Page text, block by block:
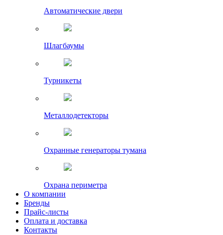
Автоматические двери
Шлагбаумы
Турникеты
Металлодетекторы
Охранные генераторы тумана
Охрана периметра
О компании
Бренды
Прайс-листы
Оплата и доставка
Контакты